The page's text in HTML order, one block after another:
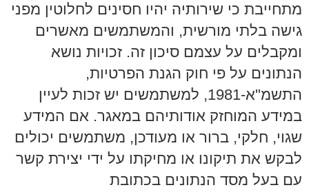
מתחייבת כי שירותיה יהיו חסינים לחלוטין מפני
גישה בלתי מורשית, והמשתמשים מאשרים
ומקבלים על עצמם סיכון זה. זכויות נושא
הנתונים על פי חוק הגנת הפרטיות,
התשמ"א-1981, למשתמשים יש זכות לעיין
במידע המוחזק אודותיהם במאגר. אם המידע
שגוי, חלקי, ברור או מעודכן, משתמשים יכולים
לבקש את תיקונו או מחיקתו על ידי יצירת קשר
עם בעל מסד הנתונים בכתובת